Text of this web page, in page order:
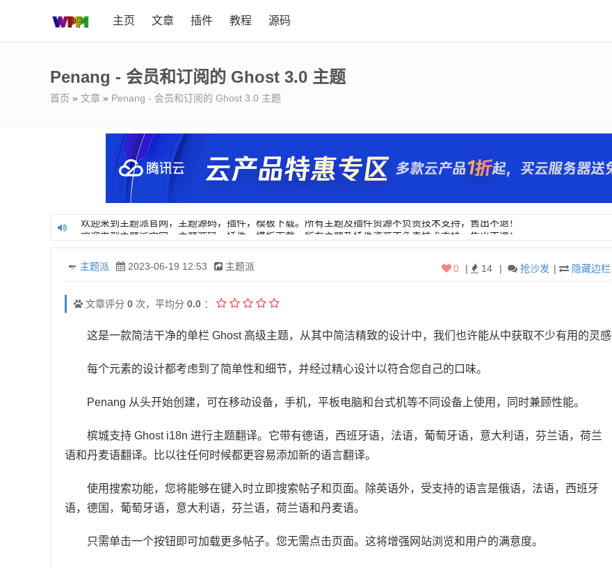
主页 文章 插件 教程 源码
Penang - 会员和订阅的 Ghost 3.0 主题
首页 » 文章 » Penang - 会员和订阅的 Ghost 3.0 主题
欢迎来到主题派官网，主题源码，插件，模板下载。所有主题及插件资源不负责技术支持，售出不退！
主题派 2023-06-19 12:53 主题派 | 隐藏边栏
| 抢沙发
| 14
0
文章评分 0 次，平均分 0.0 ：
这是一款简洁干净的单栏 Ghost 高级主题，从其中简洁精致的设计中，我们也许能从中获取不少有用的灵感
每个元素的设计都考虑到了简单性和细节，并经过精心设计以符合您自己的口味。
Penang 从头开始创建，可在移动设备，手机，平板电脑和台式机等不同设备上使用，同时兼顾性能。
槟城支持 Ghost i18n 进行主题翻译。它带有德语，西班牙语，法语，葡萄牙语，意大利语，芬兰语，荷兰
语和丹麦语翻译。比以往任何时候都更容易添加新的语言翻译。
使用搜索功能，您将能够在键入时立即搜索帖子和页面。除英语外，受支持的语言是俄语，法语，西班牙
语，德国，葡萄牙语，意大利语，芬兰语，荷兰语和丹麦语。
只需单击一个按钮即可加载更多帖子。您无需点击页面。这将增强网站浏览和用户的满意度。